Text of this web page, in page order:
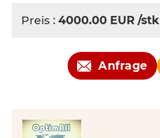
Preis : 4000.00 EUR /stk
Anfrage